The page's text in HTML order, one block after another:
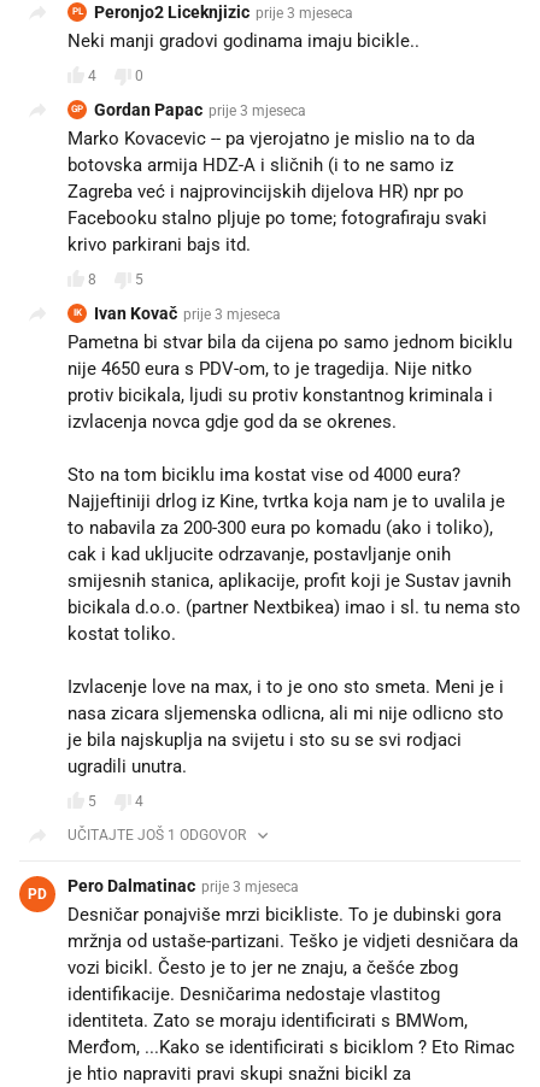
PL Peronjo2 Liceknjizic prije 3 mjeseca
Neki manji gradovi godinama imaju bicikle..
4 0
GP Gordan Papac prije 3 mjeseca
Marko Kovacevic -- pa vjerojatno je mislio na to da
botovska armija HDZ-A i sličnih (i to ne samo iz
Zagreba već i najprovincijskih dijelova HR) npr po
Facebooku stalno pljuje po tome; fotografiraju svaki
krivo parkirani bajs itd.
8 5
IK Ivan Kovač prije 3 mjeseca
Pametna bi stvar bila da cijena po samo jednom biciklu
nije 4650 eura s PDV-om, to je tragedija. Nije nitko
protiv bicikala, ljudi su protiv konstantnog kriminala i
izvlacenja novca gdje god da se okrenes.
Sto na tom biciklu ima kostat vise od 4000 eura?
Najjeftiniji drlog iz Kine, tvrtka koja nam je to uvalila je
to nabavila za 200-300 eura po komadu (ako i toliko),
cak i kad ukljucite odrzavanje, postavljanje onih
smijesnih stanica, aplikacije, profit koji je Sustav javnih
bicikala d.o.o. (partner Nextbikea) imao i sl. tu nema sto
kostat toliko.
Izvlacenje love na max, i to je ono sto smeta. Meni je i
nasa zicara sljemenska odlicna, ali mi nije odlicno sto
je bila najskuplja na svijetu i sto su se svi rodjaci
ugradili unutra.
5
4
UČITAJTE JOŠ 1 ODGOVOR
PD Pero Dalmatinac prije 3 mjeseca
Desničar ponajviše mrzi bicikliste. To je dubinski gora
mržnja od ustaše-partizani. Teško je vidjeti desničara da
vozi bicikl. Često je to jer ne znaju, a češće zbog
identifikacije. Desničarima nedostaje vlastitog
identiteta. Zato se moraju identificirati s BMWom,
Merđom, ...Kako se identificirati s biciklom ? Eto Rimac
je htio napraviti pravi skupi snažni bicikl za